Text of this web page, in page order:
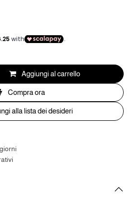
Aggiungi al carrello
Compra ora
alla lista dei desideri